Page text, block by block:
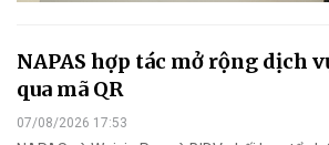
NAPAS hợp tác mở rộng dịch
qua mã QR
07/08/2026 17:53